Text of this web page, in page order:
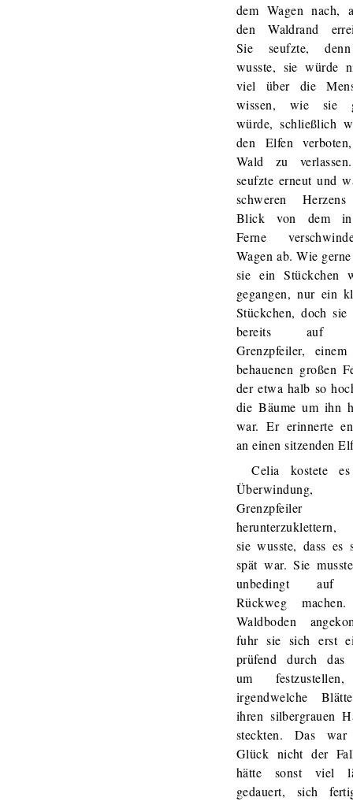
dem Wagen nach,
den Waldrand
Sie seufzte,
wusste, sie würde
viel über die
wissen, wie sie
würde, schließlich
den Elfen
Wald zu
seufzte erneut und
schweren
Blick von dem
Ferne
Wagen ab. Wie
sie ein Stückchen
gegangen, nur ein
Stückchen, doch sie
bereits auf
Grenzpfeiler,
behauenen großen
der etwa halb so
die Bäume um ihn
war. Er erinnerte
an einen sitzenden
Celia kostete
Überwindung,
Grenzpfeiler
sie wusste, dass es
spät war. Sie
unbedingt auf
Rückweg
Waldboden
fuhr sie sich erst
prüfend durch das
um
irgendwelche
ihren silbergrauen
steckten. Das
Glück nicht der
hätte sonst viel
gedauert, sich